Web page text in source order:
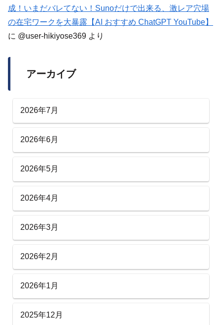
成！いまだバレてない！Sunoだけで出来る、激レア穴場
の在宅ワークを大暴露【AI おすすめ ChatGPT YouTube】
に @user-hikiyose369 より
アーカイブ
2026年7月
2026年6月
2026年5月
2026年4月
2026年3月
2026年2月
2026年1月
2025年12月